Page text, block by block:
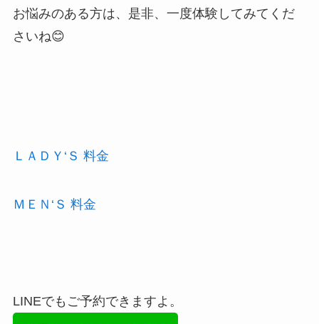
お悩みのある方は、是非、一度体験してみてくだ
さいね😊
ＬＡＤＹ‘Ｓ 料金
ＭＥＮ‘Ｓ 料金
LINEでもご予約できますよ。